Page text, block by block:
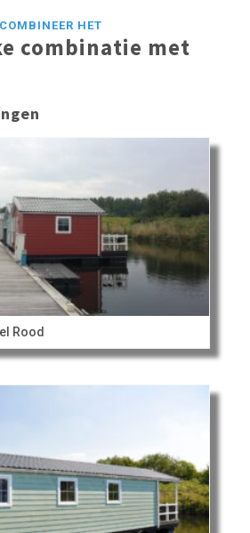
COMBINEER HET
combinatie met
Rood